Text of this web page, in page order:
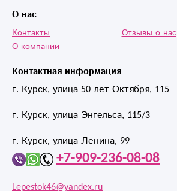
люблю вас!
Спасибо, что
делаете жизнь
Контактная информация
г. Курск, улица 50 лет Октября, 115
г. Курск, улица Энгельса, 115/3
г. Курск, улица Ленина, 99
+7-909-236-08-08
Lepestok46@yandex.ru
О нас
Контакты
О компании
Отзывы о нас